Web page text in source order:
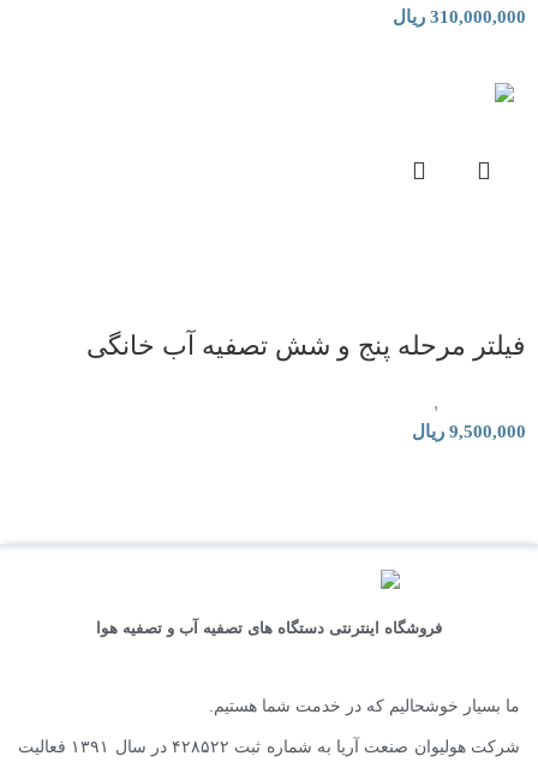
310,000,000 ریال
فیلتر مرحله پنج و شش تصفیه آب خانگی
,
9,500,000 ریال
فروشگاه اینترنتی دستگاه های تصفیه آب و تصفیه هوا
ما بسیار خوشحالیم که در خدمت شما هستیم.
شرکت هولیوان صنعت آریا به شماره ثبت ۴۲۸۵۲۲ در سال ۱۳۹۱ فعالیت